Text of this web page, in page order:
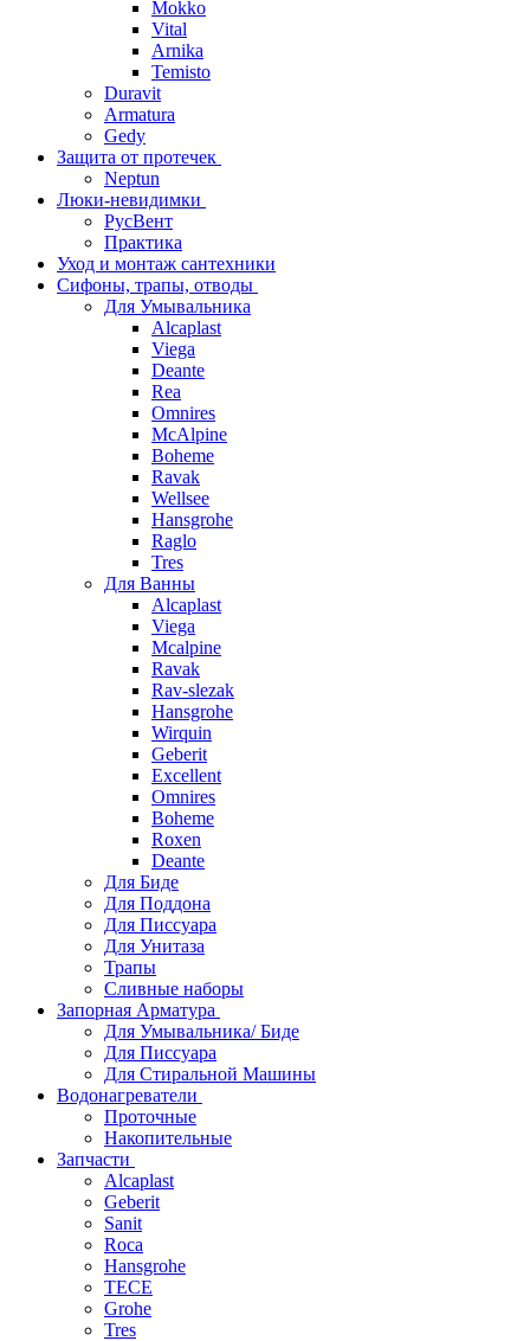
Mokko
Vital
Arnika
Temisto
Duravit
Armatura
Gedy
Защита от протечек
Neptun
Люки-невидимки
РусВент
Практика
Уход и монтаж сантехники
Сифоны, трапы, отводы
Для Умывальника
Alcaplast
Viega
Deante
Rea
Omnires
McAlpine
Boheme
Ravak
Wellsee
Hansgrohe
Raglo
Tres
Для Ванны
Alcaplast
Viega
Mcalpine
Ravak
Rav-slezak
Hansgrohe
Wirquin
Geberit
Excellent
Omnires
Boheme
Roxen
Deante
Для Биде
Для Поддона
Для Писсуара
Для Унитаза
Трапы
Сливные наборы
Запорная Арматура
Для Умывальника/ Биде
Для Писсуара
Для Стиральной Машины
Водонагреватели
Проточные
Накопительные
Запчасти
Alcaplast
Geberit
Sanit
Roca
Hansgrohe
TECE
Grohe
Tres